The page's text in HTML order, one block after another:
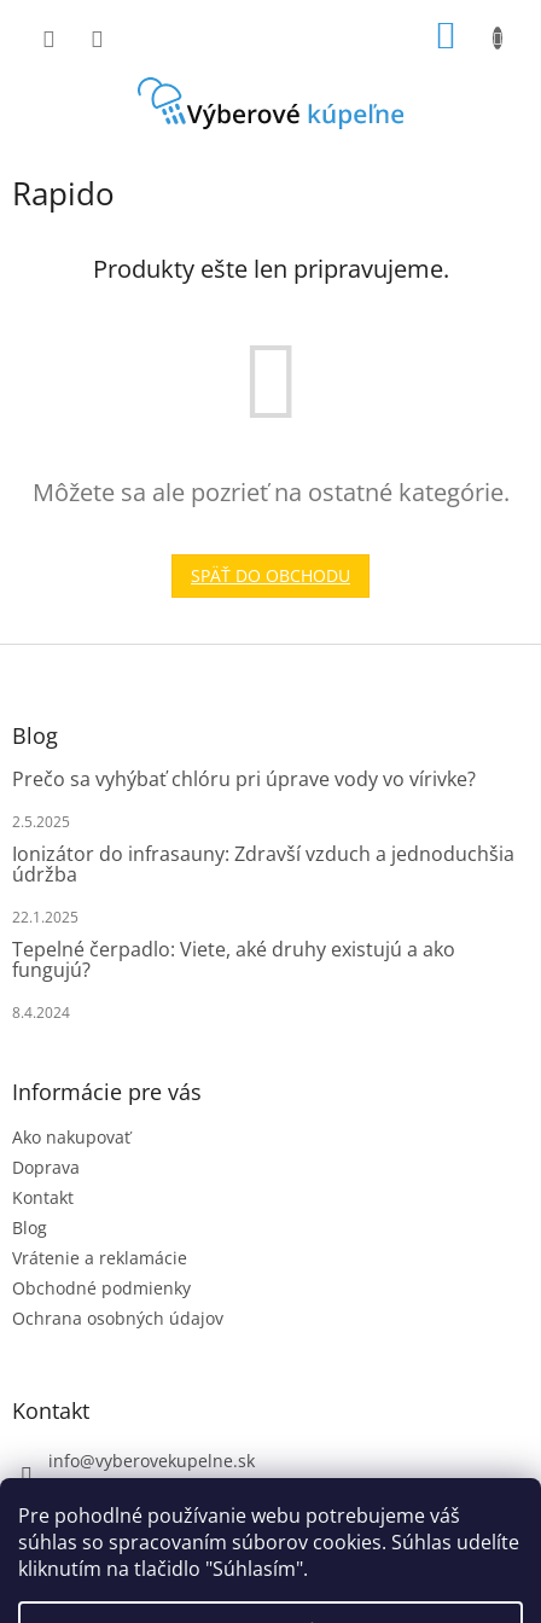
Pre pohodlné používanie webu potrebujeme váš
súhlas so spracovaním súborov cookies. Súhlas udelíte
kliknutím na tlačidlo "Súhlasím".
Rapido
Produkty ešte len pripravujeme.
Môžete sa ale pozrieť na ostatné kategórie.
SPÄŤ DO OBCHODU
Z
Blog
Prečo sa vyhýbať chlóru pri úprave vody vo vírivke?
2.5.2025
Ionizátor do infrasauny: Zdravší vzduch a jednoduchšia
údržba
22.1.2025
Tepelné čerpadlo: Viete, aké druhy existujú a ako
fungujú?
8.4.2024
Informácie pre vás
Ako nakupovať
Doprava
Kontakt
Blog
Vrátenie a reklamácie
Obchodné podmienky
Ochrana osobných údajov
Kontakt
info@vyberovekupelne.sk
https://www.facebook.com/vyberovekoupelny/